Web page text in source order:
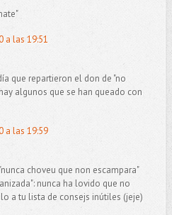
a las 19:51
que repartieron el don de "no
algunos que se han queado con
a las 19:59
choveu que non escampara"
nunca ha lovido que no
a tu lista de consejs inútiles (jeje)